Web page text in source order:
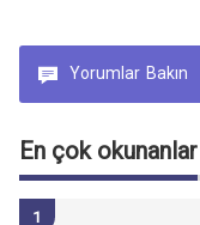
Yorumlar Bakın
En çok okunanlar